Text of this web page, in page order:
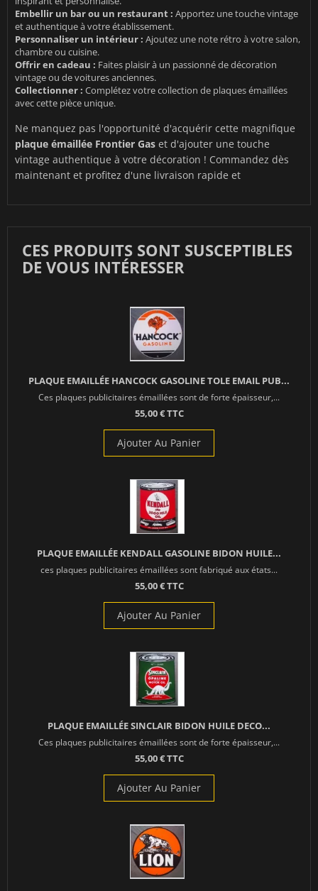
Embellir un bar ou un restaurant : Apportez une touche vintage
et authentique à votre établissement.
Personnaliser un intérieur : Ajoutez une note rétro à votre salon,
chambre ou cuisine.
Offrir en cadeau : Faites plaisir à un passionné de décoration
vintage ou de voitures anciennes.
Collectionner : Complétez votre collection de plaques émaillées
avec cette pièce unique.
Ne manquez pas l'opportunité d'acquérir cette magnifique
plaque émaillée Frontier Gas et d'ajouter une touche
vintage authentique à votre décoration ! Commandez dès
maintenant et profitez d'une livraison rapide et
CES PRODUITS SONT SUSCEPTIBLES
DE VOUS INTÉRESSER
PLAQUE EMAILLÉE HANCOCK GASOLINE TOLE EMAIL PUB...
Ces plaques publicitaires émaillées sont de forte épaisseur,...
55,00 € TTC
Ajouter Au Panier
PLAQUE EMAILLÉE KENDALL GASOLINE BIDON HUILE...
ces plaques publicitaires émaillées sont fabriqué aux états...
55,00 € TTC
Ajouter Au Panier
PLAQUE EMAILLÉE SINCLAIR BIDON HUILE DECO...
Ces plaques publicitaires émaillées sont de forte épaisseur,...
55,00 € TTC
Ajouter Au Panier